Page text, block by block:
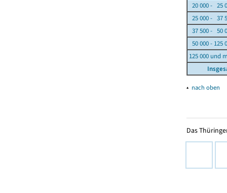
20 000 - 25
25 000 - 37
37 500 - 50
50 000 - 125
125 000 und
▴ nach oben
Das